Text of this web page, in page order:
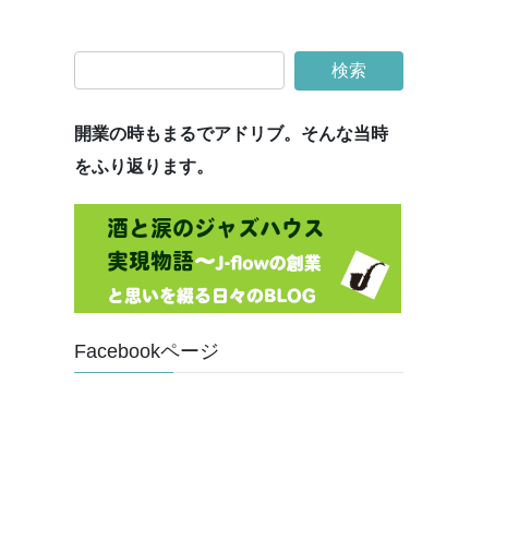
開業の時もまるでアドリブ。そんな当時
をふり返ります。
Facebookページ